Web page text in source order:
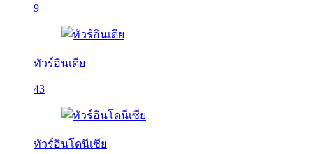
9
ทัวร์อินเดีย
43
ทัวร์อินโดนีเซีย